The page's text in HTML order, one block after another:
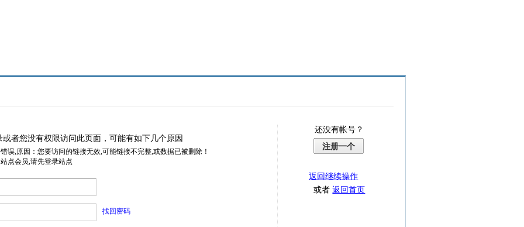
或者您没有权限访问此页面，可能有如下几个原因
误,原因：您要访问的链接无效,可能链接不完整,或数据已被删除！
点会员,请先登录站点
找回密码
还没有帐号？
注册一个
返回继续操作
或者返回首页